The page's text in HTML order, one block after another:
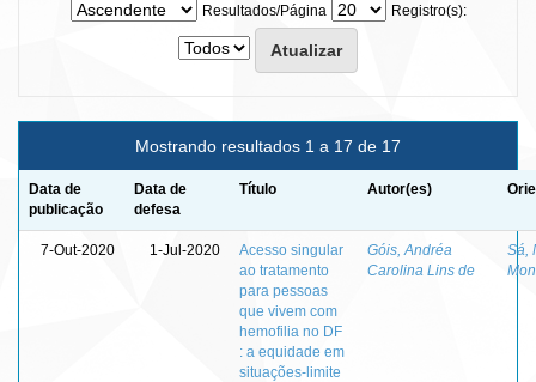
Resultados/Página
Registro(s):
Mostrando resultados 1 a 17 de 17
Data de
publicação
Data de
defesa
Título Autor(es)
7-Out-2020 1-Jul-2020
Acesso singular
ao tratamento
para pessoas
que vivem com
hemofilia no DF
: a equidade em
situações-limite
Góis, Andréa
Carolina Lins de
Sá,